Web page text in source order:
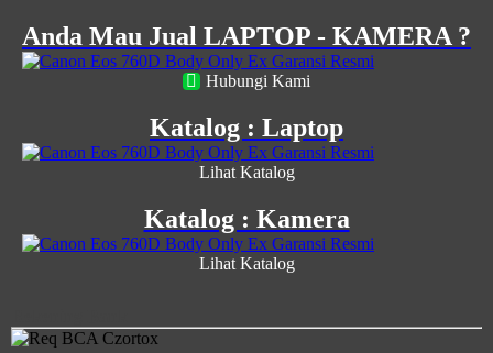
Anda Mau Jual LAPTOP - KAMERA ?
Hubungi Kami
Katalog : Laptop
Lihat Katalog
Katalog : Kamera
Lihat Katalog